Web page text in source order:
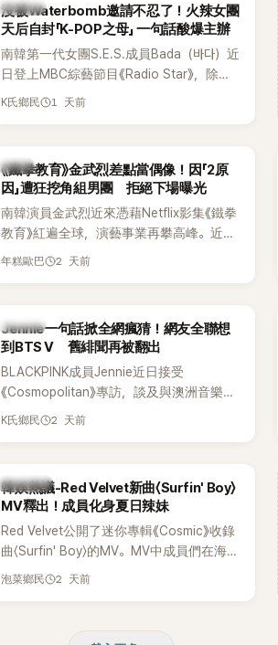
K-POP
沒被Waterbomb邀請不忍了！火辣女團
天后自封「K-POP之母」 一句話酸爆主辦
南韓第一代女團S.E.S.成員Bada（바다）近
日登上MBC綜藝節目《Radio Star》，除了
分享近況，還罕見公開向夏季音樂節
根本只是懂了皮毛。」一番話笑翻全場，也
引發網友熱議。
K氏鄉民 1 天前
韓星
《鐵拳教育》金武烈差點當偶像！因「2原
因」遭狂挖角組男團 拒絕下場曝光
南韓演員金武烈近來憑藉Netflix影集《鐵拳
教育》紅遍全球，演藝事業再攀高峰。近日
被爆出一段鮮為人知的出道祕辛，原來他
年糕歐巴 2 天前
K-POP
Jennie一句話掀全網瘋猜！網友全聯想
到BTS V 舊緋聞再被翻出
BLACKPINK成員Jennie近日接受
《Cosmopolitan》專訪，談及與澳洲音樂人
Tame Impala合作推出〈Dracula（JENNIE
K氏鄉民 2 天前
熱議討論
韓娛熱議-Red Velvet新曲〈Surfin' Boy〉
MV釋出！成員化身夏日辣妹
Red Velvet公開了迷你專輯《Cosmic》收錄
曲〈Surfin' Boy〉的MV。MV中成員們在海邊
享受夏日，展現了清爽活潑的魅力。
泡菜鄉民 2 天前